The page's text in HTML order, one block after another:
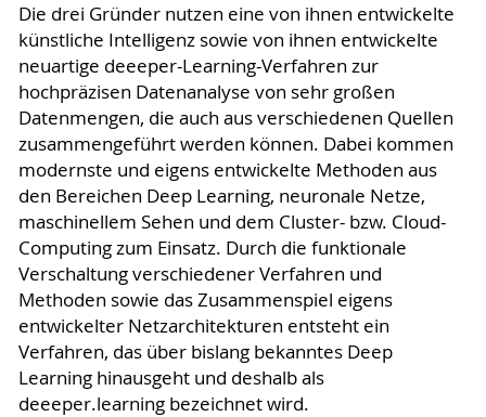
Die drei Gründer nutzen eine von ihnen entwickelte
künstliche Intelligenz sowie von ihnen entwickelte
neuartige deeeper-Learning-Verfahren zur
hochpräzisen Datenanalyse von sehr großen
Datenmengen, die auch aus verschiedenen Quellen
zusammengeführt werden können. Dabei kommen
modernste und eigens entwickelte Methoden aus
den Bereichen Deep Learning, neuronale Netze,
maschinellem Sehen und dem Cluster- bzw. Cloud-
Computing zum Einsatz. Durch die funktionale
Verschaltung verschiedener Verfahren und
Methoden sowie das Zusammenspiel eigens
entwickelter Netzarchitekturen entsteht ein
Verfahren, das über bislang bekanntes Deep
Learning hinausgeht und deshalb als
deeeper.learning bezeichnet wird.